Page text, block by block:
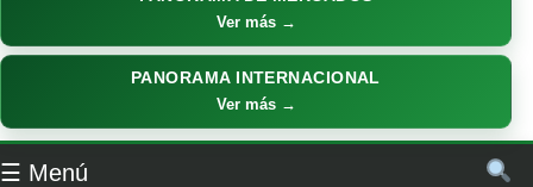
Ver más →
PANORAMA INTERNACIONAL
Ver más →
☰ Menú